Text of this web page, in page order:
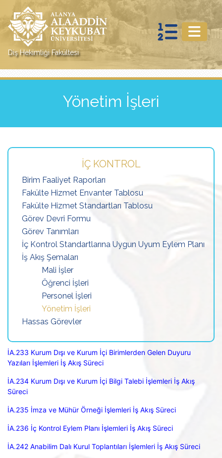
Diş Hekimliği Fakültesi
Yönetim İşleri
İÇ KONTROL
Birim Faaliyet Raporları
Fakülte Hizmet Envanter Tablosu
Fakülte Hizmet Standartları Tablosu
Görev Devri Formu
Görev Tanımları
İç Kontrol Standartlarına Uygun Uyum Eylem Planı
İş Akış Şemaları
Mali İşler
Öğrenci İşleri
Personel İşleri
Yönetim İşleri
Hassas Görevler
İA.233 Kurum Dışı ve Kurum İçi Birimlerden Gelen Duyuru
Yazıları İşlemleri İş Akış Süreci
İA.234 Kurum Dışı ve Kurum İçi Bilgi Talebi İşlemleri İş Akış
Süreci
İA.235 İmza ve Mühür Örneği İşlemleri İş Akış Süreci
İA.236 İç Kontrol Eylem Planı İşlemleri İş Akış Süreci
İA.242 Anabilim Dalı Kurul Toplantıları İşlemleri İş Akış Süreci